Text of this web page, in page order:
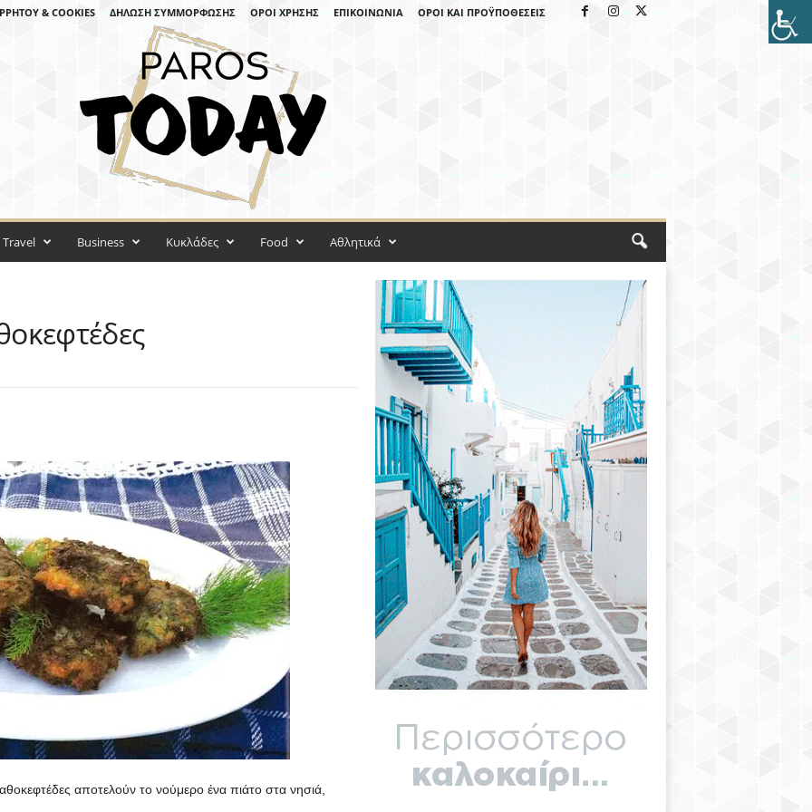
& COOKIES ΔΉΛΩΣΗ ΣΥΜΜΌΡΦΩΣΗΣ ΌΡΟΙ ΧΡΉΣΗΣ ΕΠΙΚΟΙΝΩΝΊΑ ΌΡΟΙ ΚΑΙ ΠΡΟΫΠΟΘΈΣΕΙΣ
Travel Business Κυκλάδες Food Αθλητικά
αποτελούν το νούμερο ένα πιάτο στα νησιά,